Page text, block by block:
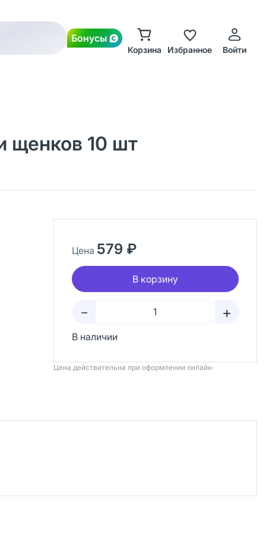
Бонусы
Корзина Избранное Войти
щенков 10 шт
Цена 579 ₽
В корзину
– +
В наличии
Цена действительна при оформлении онлайн